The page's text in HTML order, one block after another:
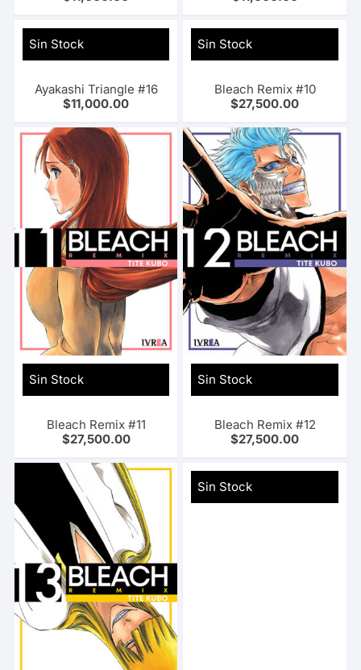
Sin Stock
Ayakashi Triangle #16
$11,000.00
Sin Stock
Bleach Remix #10
$27,500.00
Sin Stock
Bleach Remix #11
$27,500.00
Sin Stock
Bleach Remix #12
$27,500.00
Sin Stock